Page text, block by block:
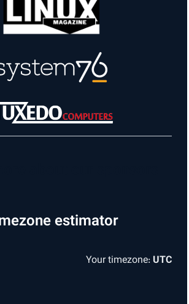
Timezone estimator
Your timezone:UTC